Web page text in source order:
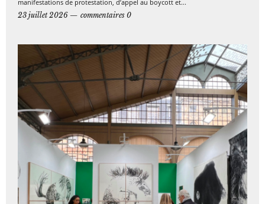
manifestations de protestation, d’appel au boycott et...
23 juillet 2026
commentaires 0